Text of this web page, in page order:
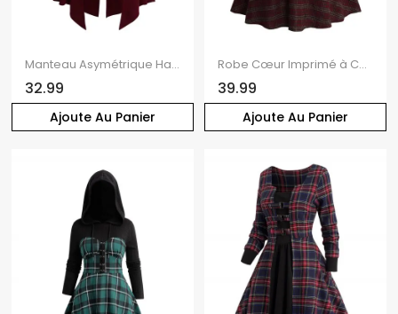
Ajoute Au Panier
Manteau Asymétrique Haut Bas Bicolore à Col Relevé avec Boutons
32.99
Ajoute Au Panier
Robe Cœur Imprimé à Carreaux Epaule Dénudée à Demi-Bouton à Manches Evasées Fausse Deux Pièces
39.99